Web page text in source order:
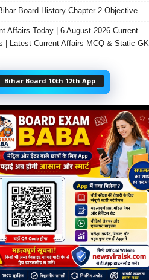
Board History Chapter 2 Objective
Affairs Today | 6 August 2026 Current
| Latest Current Affairs MCQ & Static GK
Bihar Board 10th 12th App